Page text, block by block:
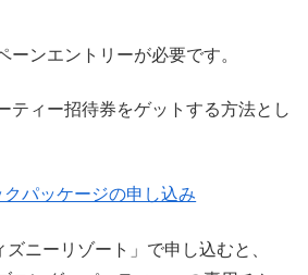
ーンエントリーが必要です。
ティー招待券をゲットする方法とし
パッケージの申し込み
ズニーリゾート」で申し込むと、